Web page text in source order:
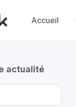
Accueil
actualité